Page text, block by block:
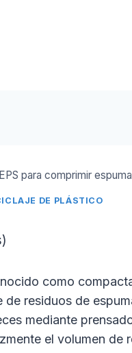
para comprimir
DE PLÁSTICO
como
residuos de
mediante
el volumen de